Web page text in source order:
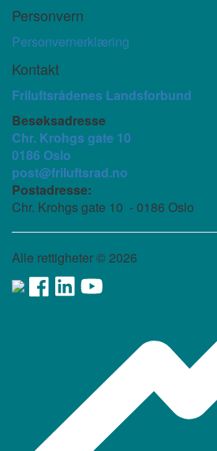
Personvern
Personvernerklæring
Kontakt
Friluftsrådenes Landsforbund
Besøksadresse
Chr. Krohgs gate 10
0186 Oslo
post@friluftsrad.no
Postadresse:
Chr. Krohgs gate 10 - 0186 Oslo
Alle rettigheter ©2026